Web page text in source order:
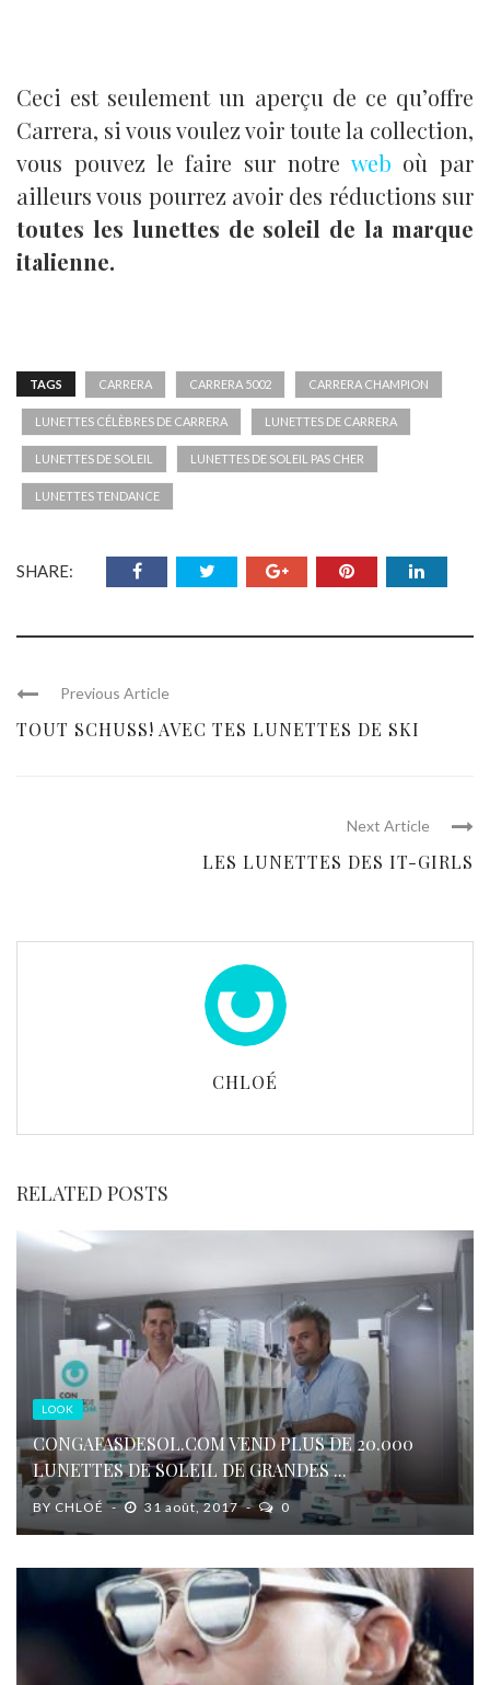
Ceci est seulement un aperçu de ce qu’offre
Carrera, si vous voulez voir toute la collection,
vous pouvez le faire sur notre web où par
ailleurs vous pourrez avoir des réductions sur
toutes les lunettes de soleil de la marque
italienne.
TAGS CARRERA CARRERA 5002 CARRERA CHAMPION
LUNETTES CÉLÈBRES DE CARRERA LUNETTES DE CARRERA
LUNETTES DE SOLEIL LUNETTES DE SOLEIL PAS CHER
LUNETTES TENDANCE
SHARE:
Previous Article
TOUT SCHUSS! AVEC TES LUNETTES DE SKI
Next Article
LES LUNETTES DES IT-GIRLS
CHLOÉ
RELATED POSTS
LOOK
CONGAFASDESOL.COM VEND PLUS DE 20.000
LUNETTES DE SOLEIL DE GRANDES ...
BY CHLOÉ 31 août, 2017 0